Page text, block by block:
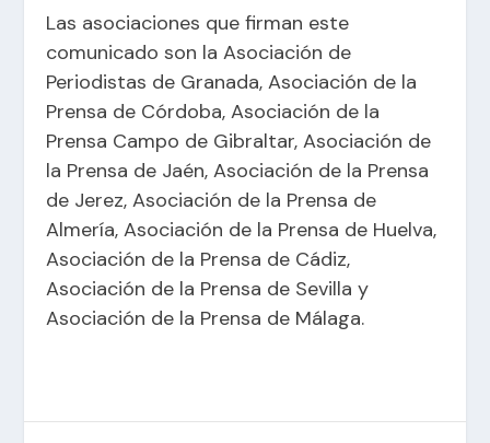
Las asociaciones que firman este
comunicado son la Asociación de
Periodistas de Granada, Asociación de la
Prensa de Córdoba, Asociación de la
Prensa Campo de Gibraltar, Asociación de
la Prensa de Jaén, Asociación de la Prensa
de Jerez, Asociación de la Prensa de
Almería, Asociación de la Prensa de Huelva,
Asociación de la Prensa de Cádiz,
Asociación de la Prensa de Sevilla y
Asociación de la Prensa de Málaga.